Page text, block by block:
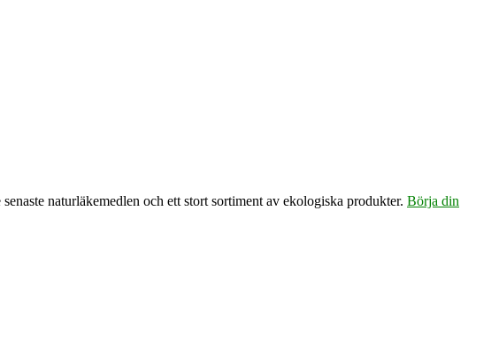
naturläkemedlen och ett stort sortiment av ekologiska produkter. Börja din